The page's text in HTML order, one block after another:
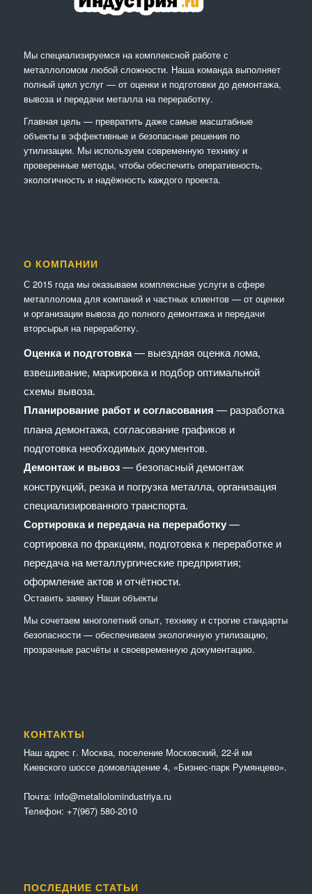
Мы специализируемся на комплексной работе с
металлоломом любой сложности. Наша команда выполняет
полный цикл услуг — от оценки и подготовки до демонтажа,
вывоза и передачи металла на переработку.
Главная цель — превратить даже самые масштабные
объекты в эффективные и безопасные решения по
утилизации. Мы используем современную технику и
проверенные методы, чтобы обеспечить оперативность,
экологичность и надёжность каждого проекта.
О КОМПАНИИ
С 2015 года мы оказываем комплексные услуги в сфере
металлолома для компаний и частных клиентов — от оценки
и организации вывоза до полного демонтажа и передачи
вторсырья на переработку.
Оценка и подготовка— выездная оценка лома,
взвешивание, маркировка и подбор оптимальной
схемы вывоза.
Планирование работ и согласования — разработка
плана демонтажа, согласование графиков и
подготовка необходимых документов.
Демонтаж и вывоз— безопасный демонтаж
конструкций, резка и погрузка металла, организация
специализированного транспорта.
Сортировка и передача на переработку—
сортировка по фракциям, подготовка к переработке и
передача на металлургические предприятия;
оформление актов и отчётности.
Оставить заявку Наши объекты
Мы сочетaем многолетний опыт, технику и строгие стандарты
безопасности — обеспечиваем экологичную утилизацию,
прозрачные расчёты и своевременную документацию.
КОНТАКТЫ
Наш адрес г. Москва, поселение Московский, 22-й км
Киевского шоссе домовладение 4, «Бизнес-парк Румянцево».
Почта: info@metallolomindustriya.ru
Телефон: +7(967) 580-2010
ПОСЛЕДНИЕ СТАТЬИ